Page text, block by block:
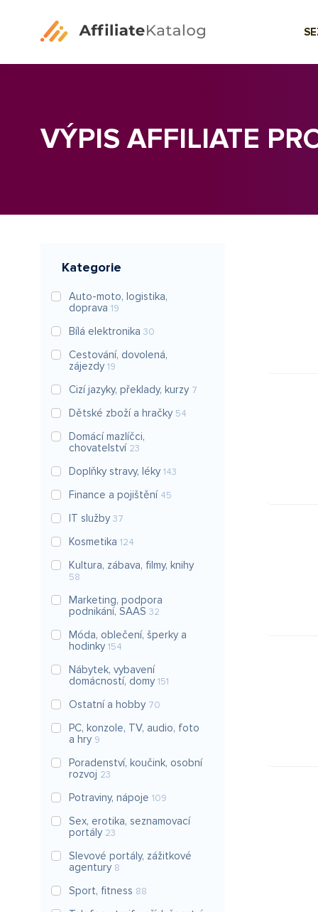
VÝPIS AFFILIATE
Kategorie
Auto-moto, logistika,
doprava 19
Bílá elektronika 30
Cestování, dovolená,
zájezdy 19
Cizí jazyky, překlady, kurzy 7
Dětské zboží a hračky 54
Domácí mazlíčci,
chovatelství 23
Doplňky stravy, léky 143
Finance a pojištění 45
IT služby 37
Kosmetika 124
Kultura, zábava, filmy, knihy
58
Marketing, podpora
podnikání, SAAS 32
Móda, oblečení, šperky a
hodinky 154
Nábytek, vybavení
domácností, domy 151
Ostatní a hobby 70
PC, konzole, TV, audio, foto
a hry 9
Poradenství, koučink, osobní
rozvoj 23
Potraviny, nápoje 109
Sex, erotika, seznamovací
portály 23
Slevové portály, zážitkové
agentury 8
Sport, fitness 88